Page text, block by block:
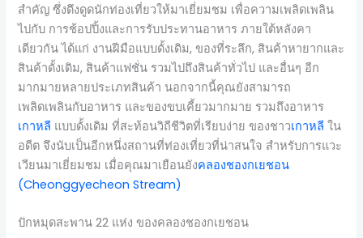
สำคัญ ซึ่งดึงดูดนักท่องเที่ยวให้มาเยี่ยมชม เพื่อความเพลิดเพลิน
ไปกับ การช้อปปิ้งและการรับประทานอาหาร ภายใต้หลังคา
เดียวกัน ได้แก่ งานฝีมือแบบดั้งเดิม, ของที่ระลึก, สินค้าหายากและ
สินค้าดั้งเดิม, สินค้าแฟชั่น รวมไปถึงสินค้าทั่วไป และอื่นๆ อีก
มากมายหลายประเภทสินค้า นอกจากนี้คุณยังสามารถ
เพลิดเพลินกับอาหาร และของขบเคี้ยวมากมาย รวมถึงอาหาร
เกาหลี แบบดั้งเดิม ที่สะท้อนวิถีชีวิตที่เรียบง่าย ของชาวเกาหลี ใน
อดีต จึงนับเป็นอีกหนึ่งสถานที่ท่องเที่ยวที่น่าสนใจ สำหรับการแวะ
เวียนมาเยี่ยมชม เมื่อคุณมาเยือนยังคลองชองกเยชอน
(Cheonggyecheon Stream)
ปักหมุดสะพาน 22 แห่ง ของคลองชองกเยชอน